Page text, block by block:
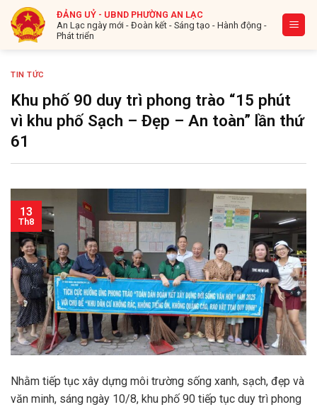
qua
ĐẢNG UỶ - UBND PHƯỜNG AN LẠC
An Lạc ngày mới - Đoàn kết - Sáng tạo - Hành động -
Phát triển
TIN TỨC
Khu phố 90 duy trì phong trào “15 phút
vì khu phố Sạch – Đẹp – An toàn” lần thứ
61
13
Th8
Nhằm tiếp tục xây dựng môi trường sống xanh, sạch, đẹp và
văn minh, sáng ngày 10/8, khu phố 90 tiếp tục duy trì phong